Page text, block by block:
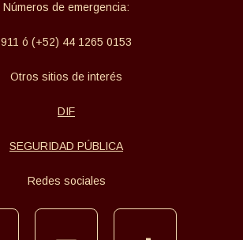
Números de emergencia:
911 ó (+52) 44 1265 0153
Otros sitios de interés
DIF
SEGURIDAD PÚBLICA
Redes sociales